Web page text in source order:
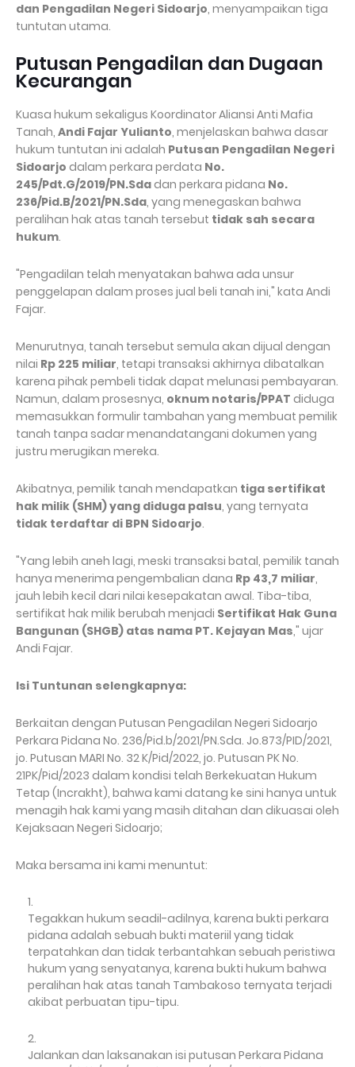
dan Pengadilan Negeri Sidoarjo, menyampaikan tiga
tuntutan utama.
Putusan Pengadilan dan Dugaan
Kecurangan
Kuasa hukum sekaligus Koordinator Aliansi Anti Mafia
Tanah, Andi Fajar Yulianto, menjelaskan bahwa dasar
hukum tuntutan ini adalah Putusan Pengadilan Negeri
Sidoarjo dalam perkara perdata No.
245/Pdt.G/2019/PN.Sdadan perkara pidana No.
236/Pid.B/2021/PN.Sda, yang menegaskan bahwa
peralihan hak atas tanah tersebut tidak sah secara
hukum.
"Pengadilan telah menyatakan bahwa ada unsur
penggelapan dalam proses jual beli tanah ini," kata Andi
Fajar.
Menurutnya, tanah tersebut semula akan dijual dengan
nilai Rp 225 miliar, tetapi transaksi akhirnya dibatalkan
karena pihak pembeli tidak dapat melunasi pembayaran.
Namun, dalam prosesnya, oknum notaris/PPAT diduga
memasukkan formulir tambahan yang membuat pemilik
tanah tanpa sadar menandatangani dokumen yang
justru merugikan mereka.
Akibatnya, pemilik tanah mendapatkan tiga sertifikat
hak milik (SHM) yang diduga palsu, yang ternyata
tidak terdaftar di BPN Sidoarjo.
"Yang lebih aneh lagi, meski transaksi batal, pemilik tanah
hanya menerima pengembalian dana Rp 43,7 miliar,
jauh lebih kecil dari nilai kesepakatan awal. Tiba-tiba,
sertifikat hak milik berubah menjadi Sertifikat Hak Guna
Bangunan (SHGB) atas nama PT. Kejayan Mas," ujar
Andi Fajar.
Isi Tuntunan selengkapnya:
Berkaitan dengan Putusan Pengadilan Negeri Sidoarjo
Perkara Pidana No. 236/Pid.b/2021/PN.Sda. Jo.873/PID/2021,
jo. Putusan MARI No. 32 K/Pid/2022, jo. Putusan PK No.
21PK/Pid/2023 dalam kondisi telah Berkekuatan Hukum
Tetap (Incrakht), bahwa kami datang ke sini hanya untuk
menagih hak kami yang masih ditahan dan dikuasai oleh
Kejaksaan Negeri Sidoarjo;
Maka bersama ini kami menuntut:
Tegakkan hukum seadil-adilnya, karena bukti perkara
pidana adalah sebuah bukti materiil yang tidak
terpatahkan dan tidak terbantahkan sebuah peristiwa
hukum yang senyatanya, karena bukti hukum bahwa
peralihan hak atas tanah Tambakoso ternyata terjadi
akibat perbuatan tipu-tipu.
Jalankan dan laksanakan isi putusan Perkara Pidana